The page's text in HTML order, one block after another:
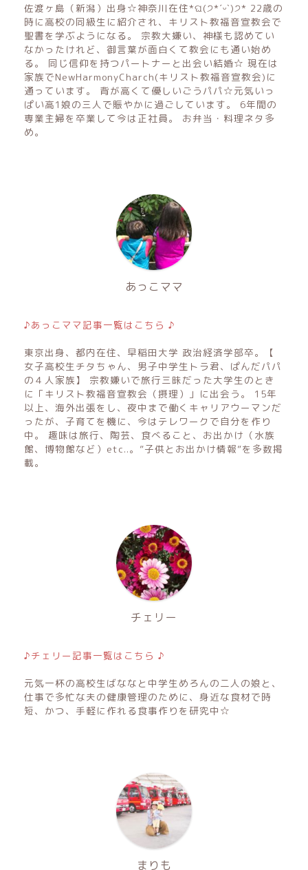
佐渡ヶ島（新潟）出身☆神奈川在住*ଘ(੭*ˊᵕˋ)੭* 22歳の
時に高校の同級生に紹介され、キリスト教福音宣教会で
聖書を学ぶようになる。 宗教大嫌い、神様も認めてい
なかったけれど、御言葉が面白くて教会にも通い始め
る。 同じ信仰を持つパートナーと出会い結婚☆ 現在は
家族でNewHarmonyCharch(キリスト教福音宣教会)に
通っています。 背が高くて優しいごうパパ☆元気いっ
ぱい高1娘の三人で賑やかに過ごしています。 6年間の
専業主婦を卒業して今は正社員。 お弁当・料理ネタ多
め。
あっこママ
♪あっこママ記事一覧はこちら ♪
東京出身、都内在住、早稲田大学 政治経済学部卒。【
女子高校生チタちゃん、男子中学生トラ君、ぱんだパパ
の４人家族】 宗教嫌いで旅行三昧だった大学生のとき
に「キリスト教福音宣教会（摂理）」に出会う。 15年
以上、海外出張をし、夜中まで働くキャリアウーマンだ
ったが、子育てを機に、今はテレワークで自分を作り
中。 趣味は旅行、陶芸、食べること、お出かけ（水族
館、博物館など）etc..。”子供とお出かけ情報”を多数掲
載。
チェリー
♪チェリー記事一覧はこちら ♪
元気一杯の高校生ばななと中学生めろんの二人の娘と、
仕事で多忙な夫の健康管理のために、身近な食材で時
短、かつ、手軽に作れる食事作りを研究中☆
まりも